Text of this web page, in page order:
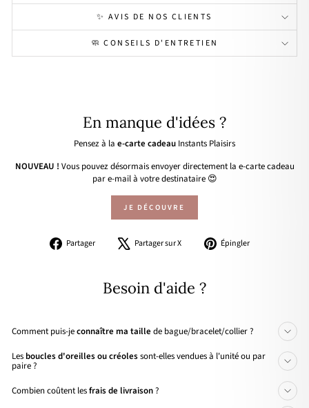
✨ AVIS DE NOS CLIENTS
🧼 CONSEILS D'ENTRETIEN
En manque d'idées ?
Pensez à la e-carte cadeau Instants Plaisirs
NOUVEAU ! Vous pouvez désormais envoyer directement la e-carte cadeau
par e-mail à votre destinataire 😍
JE DÉCOUVRE
Partager
PartagerPartager sur X
Tweeter Épingler
Besoin d'aide ?
Comment puis-jeconnaître ma taille de bague/bracelet/collier ?
Les boucles d'oreilles ou créolessont-elles vendues à l'unité ou par
paire ?
Combien coûtent lesfrais de livraison?